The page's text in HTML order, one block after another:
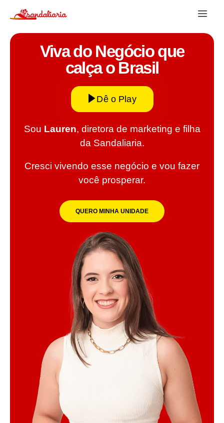
Viva do Negócio que
calça o Brasil
Dê o Play
Sou Lauren, diretora de marketing e filha
da Sandaliaria.
Cresci vivendo esse negócio e vou fazer
você prosperar.
QUERO MINHA UNIDADE